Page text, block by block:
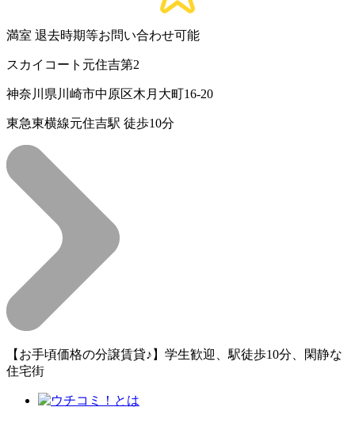
満室 退去時期等お問い合わせ可能
スカイコート元住吉第2
神奈川県川崎市中原区木月大町16-20
東急東横線元住吉駅 徒歩10分
【お手頃価格の分譲賃貸♪】学生歓迎、駅徒歩10分、閑静な
住宅街